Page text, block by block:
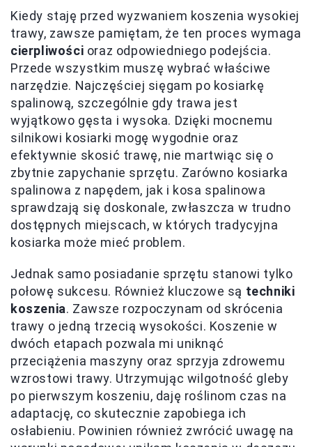
Kiedy staję przed wyzwaniem koszenia wysokiej
trawy, zawsze pamiętam, że ten proces wymaga
cierpliwości oraz odpowiedniego podejścia.
Przede wszystkim muszę wybrać właściwe
narzędzie. Najczęściej sięgam po kosiarkę
spalinową, szczególnie gdy trawa jest
wyjątkowo gęsta i wysoka. Dzięki mocnemu
silnikowi kosiarki mogę wygodnie oraz
efektywnie skosić trawę, nie martwiąc się o
zbytnie zapychanie sprzętu. Zarówno kosiarka
spalinowa z napędem, jak i kosa spalinowa
sprawdzają się doskonale, zwłaszcza w trudno
dostępnych miejscach, w których tradycyjna
kosiarka może mieć problem.
Jednak samo posiadanie sprzętu stanowi tylko
połowę sukcesu. Również kluczowe są techniki
koszenia. Zawsze rozpoczynam od skrócenia
trawy o jedną trzecią wysokości. Koszenie w
dwóch etapach pozwala mi uniknąć
przeciążenia maszyny oraz sprzyja zdrowemu
wzrostowi trawy. Utrzymując wilgotność gleby
po pierwszym koszeniu, daję roślinom czas na
adaptację, co skutecznie zapobiega ich
osłabieniu. Powinien również zwrócić uwagę na